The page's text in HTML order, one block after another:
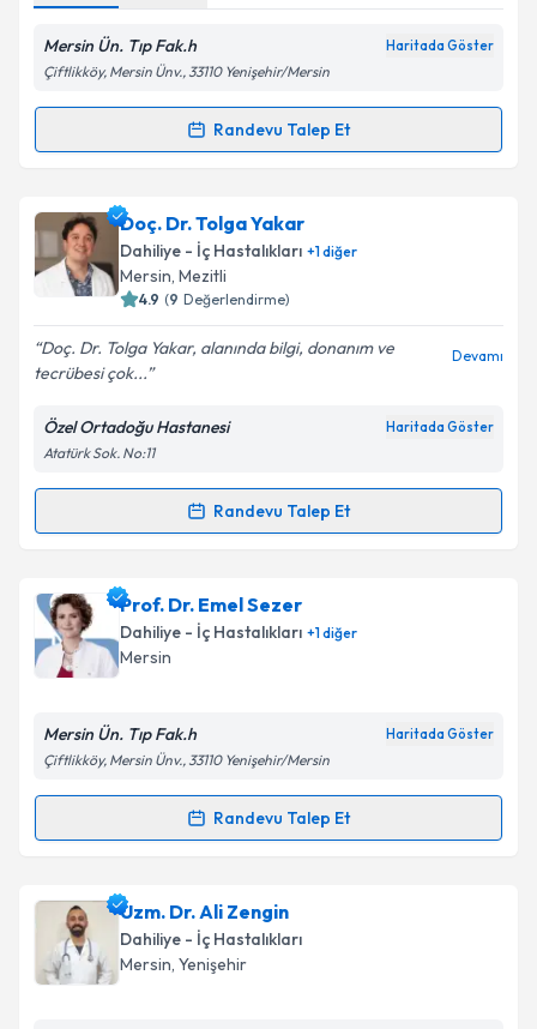
Metni'ni okudum ve kişisel verilerimin belirtilen
kapsamda işlenmesini kabul ediyorum.
Takvim Talebini Gönder
Mersin Ün. Tıp Fak.h Haritada Göster
Çiftlikköy, Mersin Ünv., 33110 Yenişehir/Mersin
Randevu Talep Et
Randevu Takvimi Talebi
Dr. Fehmi Ateşiçin randevu takvimi talebi oluşturun.
Size bu uzmandan randevu almanız için bir takvim
hazırlandığında e-posta ile bilgilendireceğiz.
Kişisel verilerimin işlenmesine ilişkin
Aydınlatma
Metni
kapsamda işlenmesini kabul ediyorum.
Doç. Dr. Tolga Yakar
Dahiliye - İç Hastalıkları +1diğer
Mersin, Mezitli
4.9 (9 Değerlendirme)
Doç. Dr. Tolga Yakar, alanında bilgi, donanım ve
tecrübesi çok...
Devamı
Özel Ortadoğu Hastanesi Haritada Göster
Atatürk Sok. No:11
Randevu Talep Et
Randevu Takvimi Talebi
Doç. Dr. Tolga Yakariçin randevu takvimi talebi
oluşturun. Size bu uzmandan randevu almanız için bir
takvim hazırlandığında e-posta ile bilgilendireceğiz.
Kişisel verilerimin işlenmesine ilişkin
Metni'ni okudum ve kişisel verilerimin belirtilen
Takvim Talebini Gönder
Prof. Dr. Emel Sezer
Dahiliye - İç Hastalıkları +1diğer
Mersin
Mersin Ün. Tıp Fak.h Haritada Göster
Çiftlikköy, Mersin Ünv., 33110 Yenişehir/Mersin
Randevu Talep Et
Randevu Takvimi Talebi
Prof. Dr. Emel Sezeriçin randevu takvimi talebi
oluşturun. Size bu uzmandan randevu almanız için bir
takvim hazırlandığında e-posta ile bilgilendireceğiz.
Uzm. Dr. Ali Zengin
Dahiliye - İç Hastalıkları
Mersin, Yenişehir